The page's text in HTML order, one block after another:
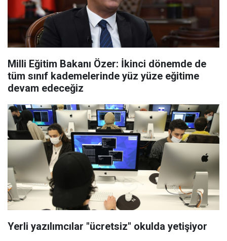
Milli Eğitim Bakanı Özer: İkinci dönemde de
tüm sınıf kademelerinde yüz yüze eğitime
devam edeceğiz
Yerli yazılımcılar "ücretsiz" okulda yetişiyor